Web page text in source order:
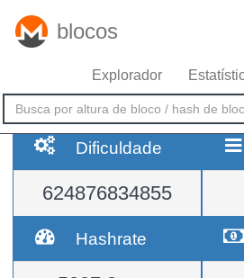
blocos
Explorador
Dificuldade
624876834855
Hashrate